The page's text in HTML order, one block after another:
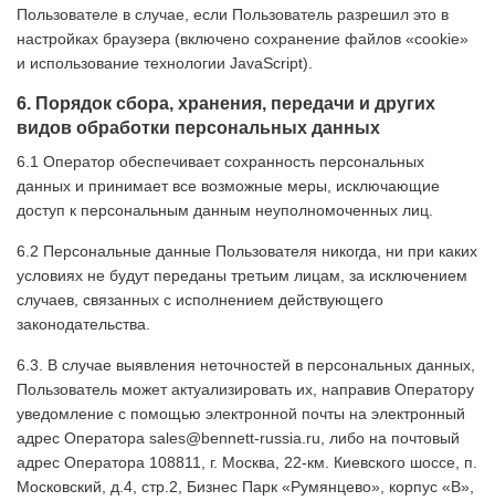
Пользователе в случае, если Пользователь разрешил это в
настройках браузера (включено сохранение файлов «cookie»
и использование технологии JavaScript).
6. Порядок сбора, хранения, передачи и других
видов обработки персональных данных
6.1 Оператор обеспечивает сохранность персональных
данных и принимает все возможные меры, исключающие
доступ к персональным данным неуполномоченных лиц.
6.2 Персональные данные Пользователя никогда, ни при каких
условиях не будут переданы третьим лицам, за исключением
случаев, связанных с исполнением действующего
законодательства.
6.3. В случае выявления неточностей в персональных данных,
Пользователь может актуализировать их, направив Оператору
уведомление с помощью электронной почты на электронный
адрес Оператора sales@bennett-russia.ru, либо на почтовый
адрес Оператора 108811, г. Москва, 22-км. Киевского шоссе, п.
Московский, д.4, стр.2, Бизнес Парк «Румянцево», корпус «В»,